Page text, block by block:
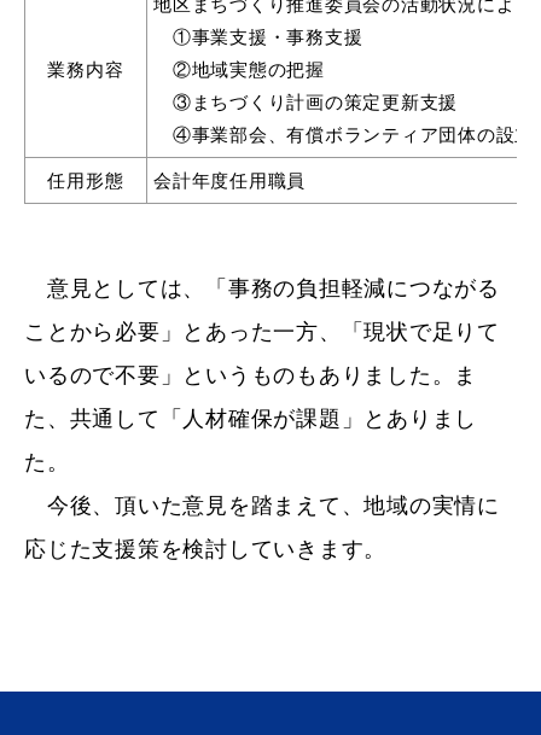
浜田市庁舎の
ご案内
お問い合わせ
業務内容
①事業支援・事務支援
②地域実態の把握
③まちづくり計画の策定更新支援
④事業部会、有償ボランティア団体の設
任用形態 会計年度任用職員
意見としては、「事務の負担軽減につながる
ことから必要」とあった一方、「現状で足りて
いるので不要」というものもありました。ま
た、共通して「人材確保が課題」とありまし
た。
今後、頂いた意見を踏まえて、地域の実情に
応じた支援策を検討していきます。